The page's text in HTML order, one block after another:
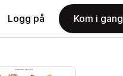
Logg på Kom i gang